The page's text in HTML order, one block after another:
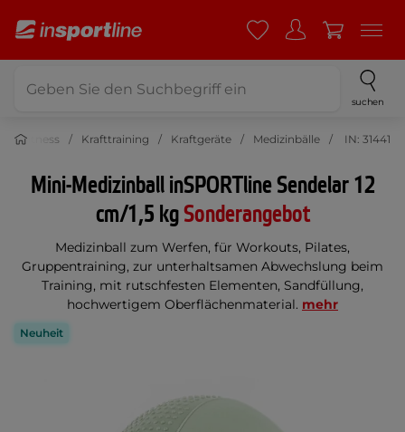
suchen
Fitness Krafttraining Kraftgeräte Medizinbälle IN: 31441
Mini-Medizinball inSPORTline Sendelar 12
cm/1,5 kgSonderangebot
Medizinball zum Werfen, für Workouts, Pilates,
Gruppentraining, zur unterhaltsamen Abwechslung beim
Training, mit rutschfesten Elementen, Sandfüllung,
hochwertigem Oberflächenmaterial. mehr
Neuheit